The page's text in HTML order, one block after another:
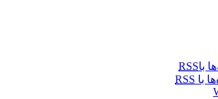
باRSS
با RSS